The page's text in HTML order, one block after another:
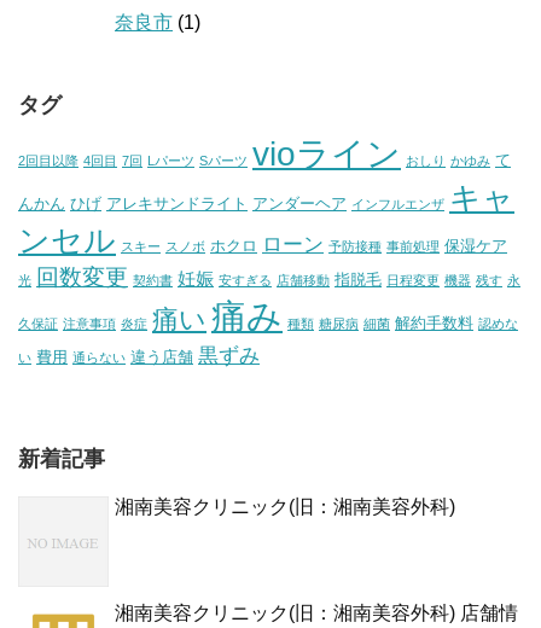
奈良市 (1)
タグ
2回目以降 4回目 7回 Lパーツ Sパーツ vioライン おしり かゆみ て
んかん ひげ アレキサンドライト アンダーヘア インフルエンザ キャ
ンセル スキー スノボ ホクロ ローン 予防接種 事前処理 保湿ケア
光 回数変更 契約書 妊娠 安すぎる 店舗移動 指脱毛 日程変更 機器 残す 永
久保証 注意事項 炎症 痛い 痛み 種類 糖尿病 細菌 解約手数料 認めな
い 費用 通らない 違う店舗 黒ずみ
新着記事
湘南美容クリニック(旧：湘南美容外科)
湘南美容クリニック(旧：湘南美容外科) 店舗情